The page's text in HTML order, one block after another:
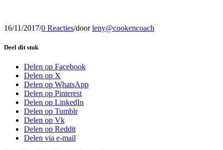
16/11/2017/0 Reacties/doorleny@cookencoach
Deel dit stuk
Delen op Facebook
Delen op X
Delen op WhatsApp
Delen op Pinterest
Delen op LinkedIn
Delen op Tumblr
Delen op Vk
Delen op Reddit
Delen via e-mail